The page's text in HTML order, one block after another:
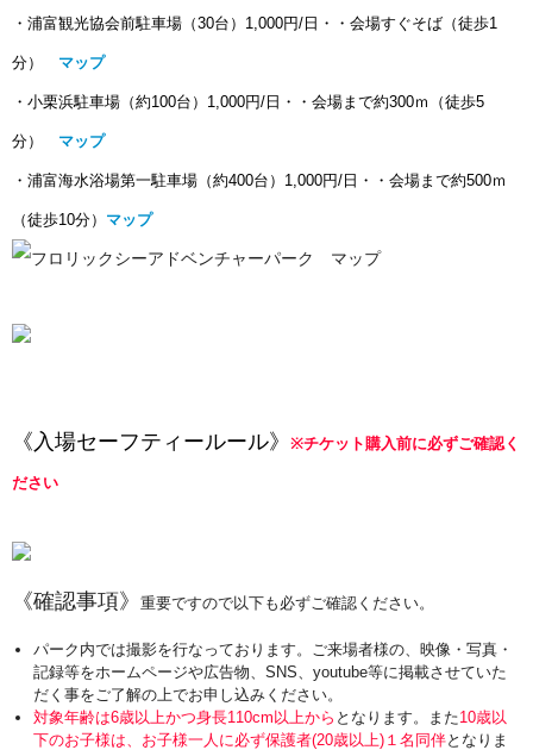
・浦富観光協会前駐車場（30台）1,000円/日・・ 会場すぐそば（徒歩1
分） マップ
・小栗浜駐車場（約100台）1,000円/日・・ 会場まで約300ｍ（徒歩5
分） マップ
・浦富海水浴場第一駐車場（約400台）1,000円/日・・ 会場まで約500ｍ
（徒歩10分） マップ
《入場セーフティールール》 ※チケット購入前に必ずご確認く
ださい
《確認事項》 重要ですので以下も必ずご確認ください。
パーク内では撮影を行なっております。ご来場者様の、映像・写真・
記録等をホームページや広告物、SNS、youtube等に掲載させていた
だく事をご了解の上でお申し込みください。
対象年齢は6歳以上かつ身長110cm以上から となります。また10歳以
下のお子様は、お子様一人に必ず保護者(20歳以上)１名同伴となりま